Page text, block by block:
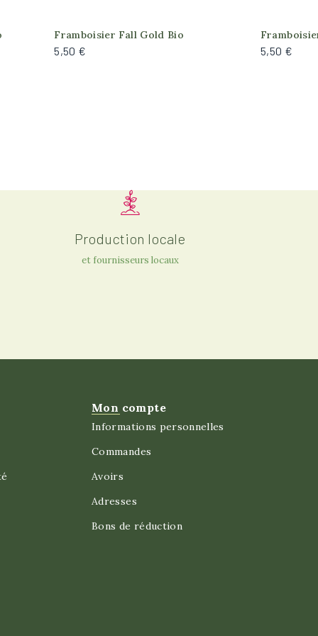
Framboisier Fall Gold Bio
5,50 € 5,50 €
Production locale
et fournisseurs locaux
Mon compte
Informations personnelles
Commandes
Avoirs
Adresses
Bons de réduction